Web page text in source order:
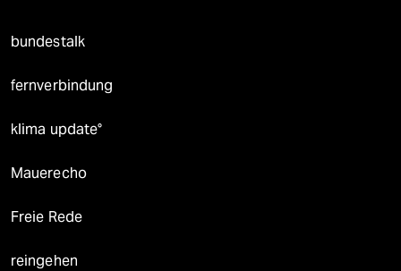
bundestalk
fernverbindung
klima update°
Mauerecho
Freie Rede
reingehen